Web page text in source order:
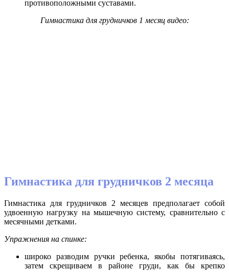
противоположными суставами.
Гимнастика для грудничков 1 месяц видео:
Гимнастика для грудничков 2 месяца
Гимнастика для грудничков 2 месяцев предполагает собой
удвоенную нагрузку на мышечную систему, сравнительно с
месячными детками.
Упражнения на спинке:
широко разводим ручки ребенка, якобы потягиваясь,
затем скрещиваем в районе груди, как бы крепко